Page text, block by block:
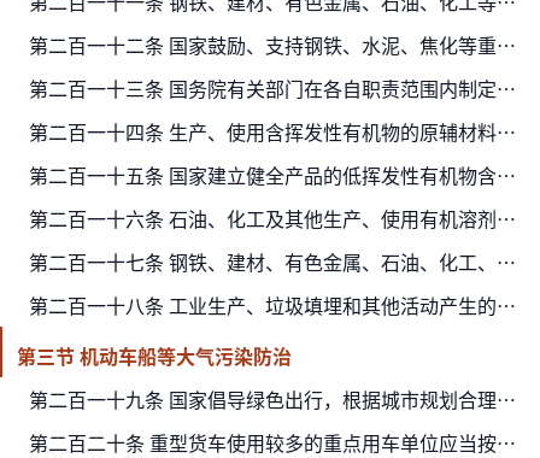
第二百一十二条 国家鼓励、支持钢铁、水泥、焦化等重点行业和燃煤锅炉采用超低排放等技术，减少大气污染物的排放。
第二百一十三条 国务院有关部门在各自职责范围内制定含挥发性有机物的原辅材料和产品的挥发性有机物含量限值标准、低挥发性有机物含量的原辅材料和产品标准。
第二百一十四条 生产、使用含挥发性有机物的原辅材料和产品，应当按照国家规定，在密闭空间、设备中进行并安装、使用污染防治设施，或者采取有效措施减少废气排放。
第二百一十五条 国家建立健全产品的低挥发性有机物含量标识制度，低挥发性有机物含量的产品的生产者应当按照规定标识。
第二百一十六条 石油、化工及其他生产、使用有机溶剂的企业，应当采取有效措施对管道、设备进行日常维护、维修，减少物料泄漏，对泄漏的物料应当及时收集处理。
第二百一十七条 钢铁、建材、有色金属、石油、化工、制药、矿产开采企业和其他工业生产企业，应当加强精细化管理，采取集中收集处理等措施，严格控制粉尘和气态污染物的排放。
第二百一十八条 工业生产、垃圾填埋和其他活动产生的可燃性气体应当回收利用，不具备回收利用条件的，应当进行污染防治处理。
第三节 机动车船等大气污染防治
第二百一十九条 国家倡导绿色出行，根据城市规划合理控制燃油机动车保有量，大力发展城市公共交通，提高公共交通出行比例。
第二百二十条 重型货车使用较多的重点用车单位应当按照国家规定，将运输及装卸环节排放管理纳入单位污染防治责任制度，加强重型货车大气污染防治。